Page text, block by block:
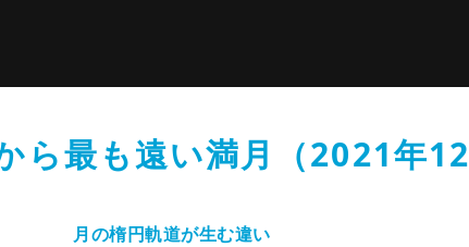
ら最も遠い満月（2021年12
月の楕円軌道が生む違い